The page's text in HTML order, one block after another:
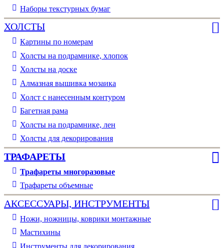
Наборы текстурных бумаг
ХОЛСТЫ
Картины по номерам
Холсты на подрамнике, хлопок
Холсты на доске
Алмазная вышивка мозаика
Холст с нанесенным контуром
Багетная рама
Холсты на подрамнике, лен
Холсты для декорирования
ТРАФАРЕТЫ
Трафареты многоразовые
Трафареты объемные
АКСЕССУАРЫ, ИНСТРУМЕНТЫ
Ножи, ножницы, коврики монтажные
Мастихины
Инструменты для декорирования